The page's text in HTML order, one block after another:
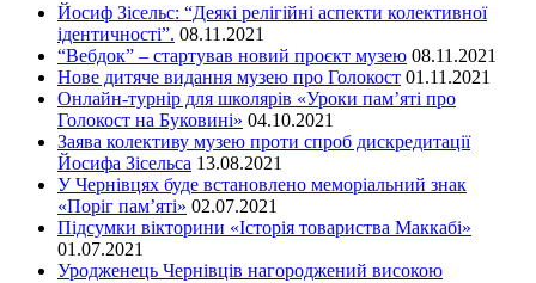
Йосиф Зісельс: “Деякі релігійні аспекти колективної
ідентичності”. 08.11.2021
“Вебдок” – стартував новий проєкт музею 08.11.2021
Нове дитяче видання музею про Голокост 01.11.2021
Онлайн-турнір для школярів «Уроки пам’яті про
Голокост на Буковині» 04.10.2021
Заява колективу музею проти спроб дискредитації
Йосифа Зісельса 13.08.2021
У Чернівцях буде встановлено меморіальний знак
«Поріг пам’яті» 02.07.2021
Підсумки вікторини «Історія товариства Маккабі»
01.07.2021
Уродженець Чернівців нагороджений високою